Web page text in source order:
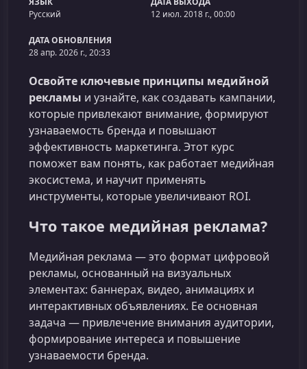
Русский
12 июл. 2018 г., 00:00
ДАТА ОБНОВЛЕНИЯ
28 апр. 2026 г., 20:33
Освойте ключевые принципы медийной
рекламы и узнайте, как создавать кампании,
которые привлекают внимание, формируют
узнаваемость бренда и повышают
эффективность маркетинга. Этот курс
поможет вам понять, как работает медийная
экосистема, и научит применять
инструменты, которые увеличивают ROI.
Что такое медийная реклама?
Медийная реклама — это формат цифровой
рекламы, основанный на визуальных
элементах: баннерах, видео, анимациях и
интерактивных объявлениях. Ее основная
задача — привлечение внимания аудитории,
формирование интереса и повышение
узнаваемости бренда.